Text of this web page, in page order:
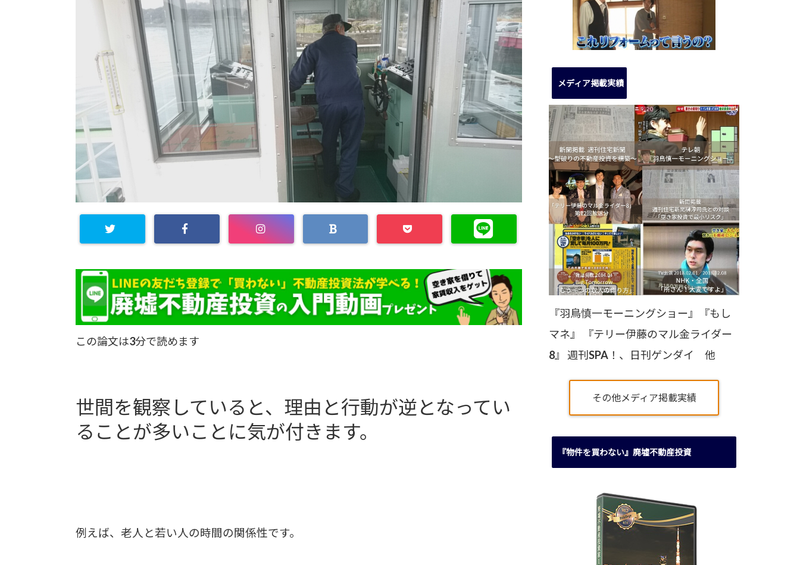
この論文は3分で読めます
世間を観察していると、理由と行動が逆となってい
ることが多いことに気が付きます。
例えば、老人と若い人の時間の関係性です。
メディア掲載実績
『羽鳥慎一モーニングショー』『もし
マネ』 『テリー伊藤のマル金ライダー
8』 週刊SPA！、日刊ゲンダイ 他
その他メディア掲載実績
『物件を買わない』廃墟不動産投資